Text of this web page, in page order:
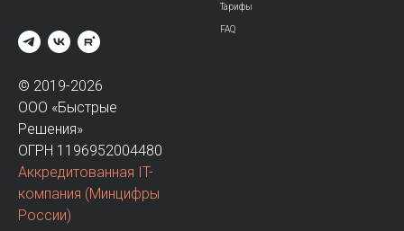
© 2019-2026
ООО «Быстрые
Решения»
ОГРН 1196952004480
Аккредитованная IT-
компания (Минцифры
России)
Тарифы
FAQ